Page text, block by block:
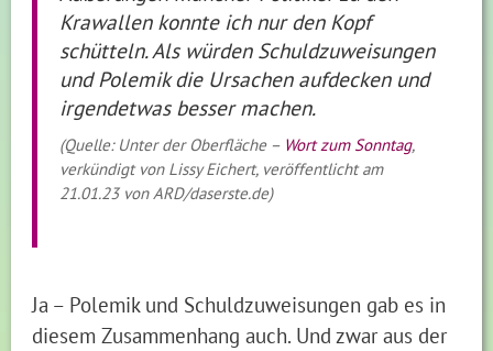
Krawallen konnte ich nur den Kopf
schütteln. Als würden Schuldzuweisungen
und Polemik die Ursachen aufdecken und
irgendetwas besser machen.
(Quelle: Unter der Oberfläche – Wort zum Sonntag,
verkündigt von Lissy Eichert, veröffentlicht am
21.01.23 von ARD/daserste.de)
Ja – Polemik und Schuldzuweisungen gab es in
diesem Zusammenhang auch. Und zwar aus der